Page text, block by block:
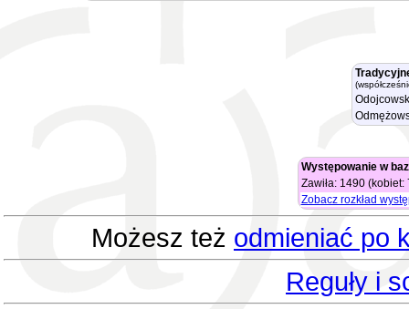
Występowanie w
Zawiła: 1490
Zobacz rozkład
Możesz też odmieniać po
Reguły i